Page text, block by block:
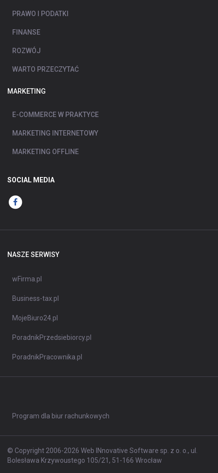
PRAWO I PODATKI
FINANSE
ROZWÓJ
WARTO PRZECZYTAĆ
MARKETING
E-COMMERCE W PRAKTYCE
MARKETING INTERNETOWY
MARKETING OFFLINE
SOCIAL MEDIA
NASZE SERWISY
wFirma.pl
Business-tax.pl
MojeBiuro24.pl
PoradnikPrzedsiebiorcy.pl
PoradnikPracownika.pl
Program dla biur rachunkowych
© Copyright 2006-2026 Web INnovative Software sp. z o. o., ul.
Bolesława Krzywoustego 105/21, 51-166 Wrocław